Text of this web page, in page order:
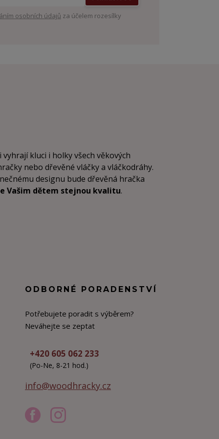
osobních údajů za účelem rozesílky
vyhrají kluci i holky všech věkových
nebo dřevěné vláčky a vláčkodráhy.
designu bude dřevěná hračka
Vašim dětem stejnou kvalitu.
ODBORNÉ PORADENSTVÍ
Potřebujete poradit s výběrem?
Neváhejte se zeptat
+420 605 062 233
(Po-Ne, 8-21 hod.)
info@woodhracky.cz